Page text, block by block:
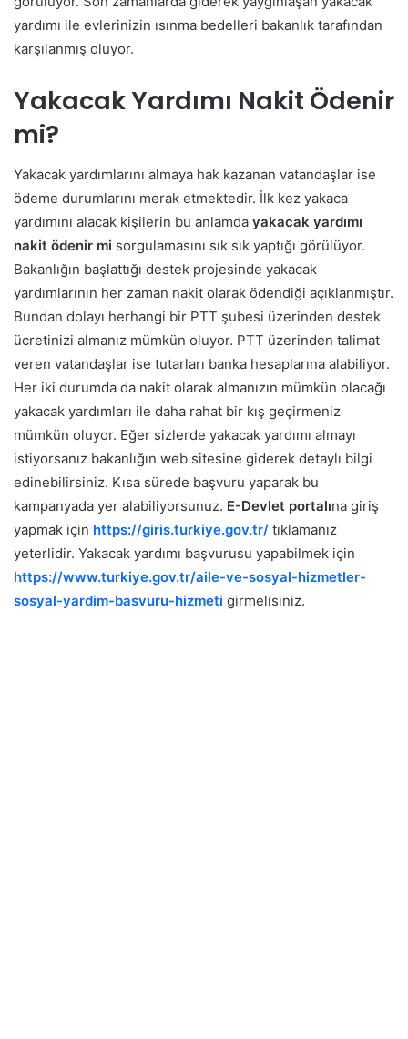
yardımı ile evlerinizin ısınma bedelleri bakanlık tarafından
karşılanmış oluyor.
Yakacak Yardımı Nakit Ödenir
mi?
Yakacak yardımlarını almaya hak kazanan vatandaşlar ise
ödeme durumlarını merak etmektedir. İlk kez yakaca
yardımını alacak kişilerin bu anlamda yakacak yardımı
nakit ödenir mi sorgulamasını sık sık yaptığı görülüyor.
Bakanlığın başlattığı destek projesinde yakacak
yardımlarının her zaman nakit olarak ödendiği açıklanmıştır.
Bundan dolayı herhangi bir PTT şubesi üzerinden destek
ücretinizi almanız mümkün oluyor. PTT üzerinden talimat
veren vatandaşlar ise tutarları banka hesaplarına alabiliyor.
Her iki durumda da nakit olarak almanızın mümkün olacağı
yakacak yardımları ile daha rahat bir kış geçirmeniz
mümkün oluyor. Eğer sizlerde yakacak yardımı almayı
istiyorsanız bakanlığın web sitesine giderek detaylı bilgi
edinebilirsiniz. Kısa sürede başvuru yaparak bu
kampanyada yer alabiliyorsunuz. E-Devlet portalına giriş
yapmak için https://giris.turkiye.gov.tr/ tıklamanız
yeterlidir. Yakacak yardımı başvurusu yapabilmek için
https://www.turkiye.gov.tr/aile-ve-sosyal-hizmetler-
sosyal-yardim-basvuru-hizmeti girmelisiniz.